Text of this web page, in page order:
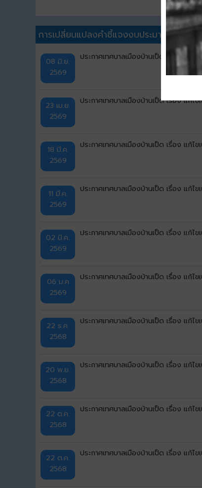
การเปลี่ยนแปลงคำชี้แจงงบประมาณรายจ่าย
08 มิ.ย.
2569
ประกาศเทศบาลเมืองบ้านเป็ด เรื่อง แก้
23 เม.ย.
2569
ประกาศเทศบาลเมืองบ้านเป็ด เรื่อง แก้
18 มี.ค.
2569
ประกาศเทศบาลเมืองบ้านเป็ด เรื่อง แก้
11 มี.ค.
2569
ประกาศเทศบาลเมืองบ้านเป็ด เรื่อง แก้
02 มี.ค.
2569
ประกาศเทศบาลเมืองบ้านเป็ด เรื่อง แก้
06 ม.ค
2569
ประกาศเทศบาลเมืองบ้านเป็ด เรื่อง แก้
22 ธ.ค.
2568
ประกาศเทศบาลเมืองบ้านเป็ด เรื่อง แก้
20 พ.ย.
2568
ประกาศเทศบาลเมืองบ้านเป็ด เรื่อง แก้
22 ต.ค.
2568
ประกาศเทศบาลเมืองบ้านเป็ด เรื่อง แก้
22 ต.ค.
2568
ประกาศเทศบาลเมืองบ้านเป็ด เรื่อง แก้